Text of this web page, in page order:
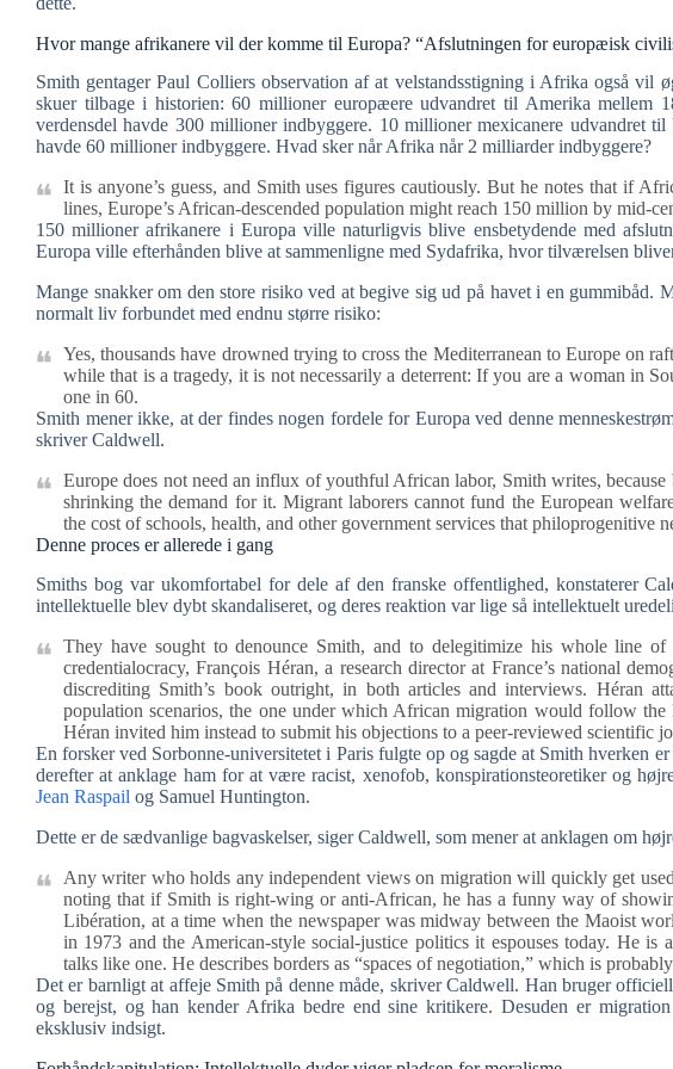
Hvor mange afrikanere vil der komme til Europa? “Afslutningen for europæisk
Smith gentager Paul Colliers observation af at velstandsstigning i Afrika også vil
skuer tilbage i historien: 60 millioner europæere udvandret til Amerika mellem
verdensdel havde 300 millioner indbyggere. 10 millioner mexicanere udvandret
havde 60 millioner indbyggere. Hvad sker når Afrika når 2 milliarder indbyggere?
It is anyone’s guess, and Smith uses figures cautiously. But he notes that if
lines, Europe’s African-descended population might reach 150 million by mid-
150 millioner afrikanere i Europa ville naturligvis blive ensbetydende med
Europa ville efterhånden blive at sammenligne med Sydafrika, hvor tilværelsen
Mange snakker om den store risiko ved at begive sig ud på havet i en
normalt liv forbundet med endnu større risiko:
Yes, thousands have drowned trying to cross the Mediterranean to Europe on
while that is a tragedy, it is not necessarily a deterrent: If you are a woman in
one in 60.
Smith mener ikke, at der findes nogen fordele for Europa ved denne
skriver Caldwell.
Europe does not need an influx of youthful African labor, Smith writes,
shrinking the demand for it. Migrant laborers cannot fund the European
the cost of schools, health, and other government services that philoprogenitive
Denne proces er allerede i gang
Smiths bog var ukomfortabel for dele af den franske offentlighed, konstaterer
intellektuelle blev dybt skandaliseret, og deres reaktion var lige så intellektuelt
They have sought to denounce Smith, and to delegitimize his whole line
credentialocracy, François Héran, a research director at France’s national
discrediting Smith’s book outright, in both articles and interviews. Héran
population scenarios, the one under which African migration would follow
Héran invited him instead to submit his objections to a peer-reviewed scientific
En forsker ved Sorbonne-universitetet i Paris fulgte op og sagde at Smith hverken
derefter at anklage ham for at være racist, xenofob, konspirationsteoretiker og
Jean Raspail og Samuel Huntington.
Dette er de sædvanlige bagvaskelser, siger Caldwell, som mener at anklagen om
Any writer who holds any independent views on migration will quickly get
noting that if Smith is right-wing or anti-African, he has a funny way of
Libération, at a time when the newspaper was midway between the Maoist
in 1973 and the American-style social-justice politics it espouses today. He is
talks like one. He describes borders as “spaces of negotiation,” which is
Det er barnligt at affeje Smith på denne måde, skriver Caldwell. Han bruger
og berejst, og han kender Afrika bedre end sine kritikere. Desuden er
eksklusiv indsigt.